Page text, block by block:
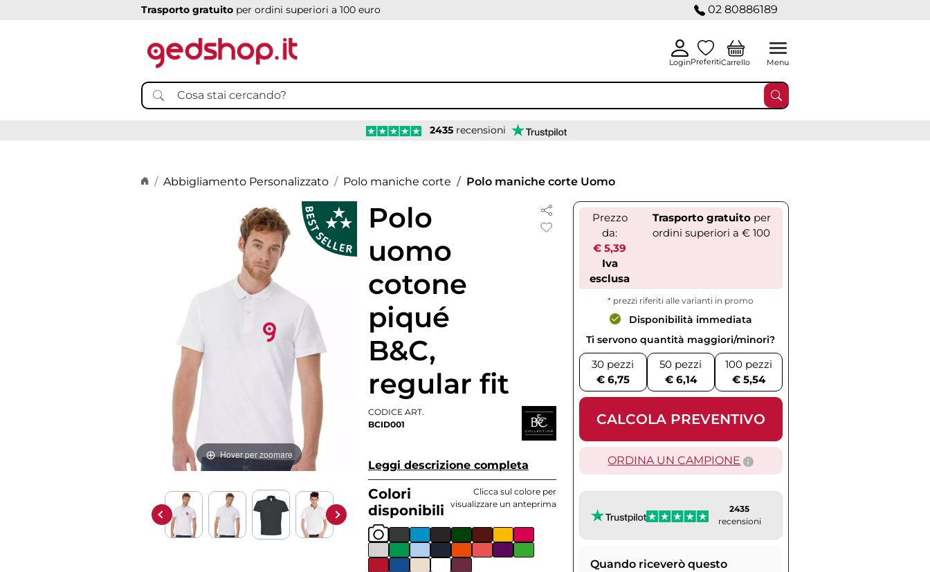
Trasporto gratuito per ordini superiori a 100 euro 02 80886189
LoginPreferitiCarrello Menu
2435 recensioni
Home page
Abbigliamento Personalizzato Polo maniche corte Polo maniche corte Uomo
Hover per zoomare
Polo
uomo
cotone
piqué
B&C,
regular fit
CODICE ART.
BCID001
Leggi descrizione completa
Colori
disponibili
Clicca sul colore per
visualizzare un anteprima
Prezzo
da:
€ 5,39
Iva
esclusa
Trasporto gratuitoper
ordini superiori a € 100
* prezzi riferiti alle varianti in promo
Disponibilità immediata
Ti servono quantità maggiori/minori?
30 pezzi
€ 6,75
50 pezzi
€ 6,14
100 pezzi
€ 5,54
CALCOLA PREVENTIVO
ORDINA UN CAMPIONE
2435
recensioni
Quando riceverò questo